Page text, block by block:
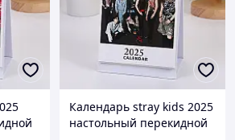
Календарь stray kids 2025
настольный перекидной